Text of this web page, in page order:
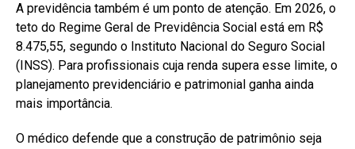
A previdência também é um ponto de atenção. Em 2026, o
teto do Regime Geral de Previdência Social está em R$
8.475,55, segundo o Instituto Nacional do Seguro Social
(INSS). Para profissionais cuja renda supera esse limite, o
planejamento previdenciário e patrimonial ganha ainda
mais importância.
O médico defende que a construção de patrimônio seja